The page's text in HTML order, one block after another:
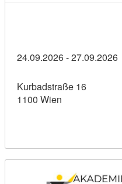
24.09.2026 - 27.09.2026
Kurbadstraße 16
1100 Wien